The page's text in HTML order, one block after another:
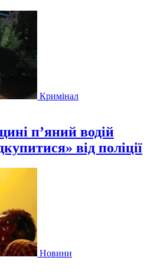
Кримінал
п’яний водій
від поліції
Новини